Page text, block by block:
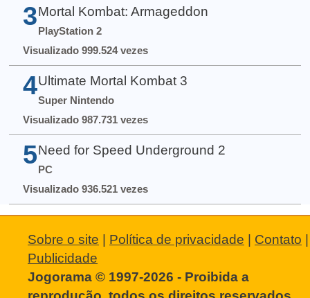
3 Mortal Kombat: Armageddon
PlayStation 2
Visualizado 999.524 vezes
4 Ultimate Mortal Kombat 3
Super Nintendo
Visualizado 987.731 vezes
5 Need for Speed Underground 2
PC
Visualizado 936.521 vezes
Sobre o site | Política de privacidade | Contato |
Publicidade
Jogorama © 1997-2026 - Proibida a